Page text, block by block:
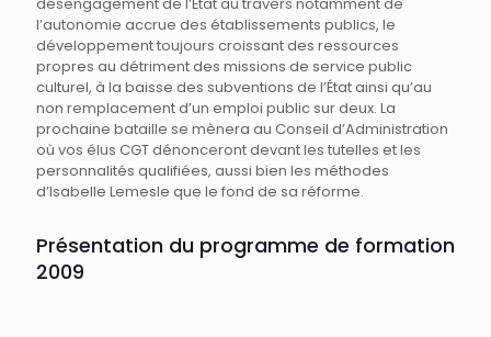
l’autonomie accrue des établissements publics, le
développement toujours croissant des ressources
propres au détriment des missions de service public
culturel, à la baisse des subventions de l’État ainsi qu’au
non remplacement d’un emploi public sur deux. La
prochaine bataille se mènera au Conseil d’Administration
où vos élus CGT dénonceront devant les tutelles et les
personnalités qualifiées, aussi bien les méthodes
d’Isabelle Lemesle que le fond de sa réforme.
Présentation du programme de formation
2009